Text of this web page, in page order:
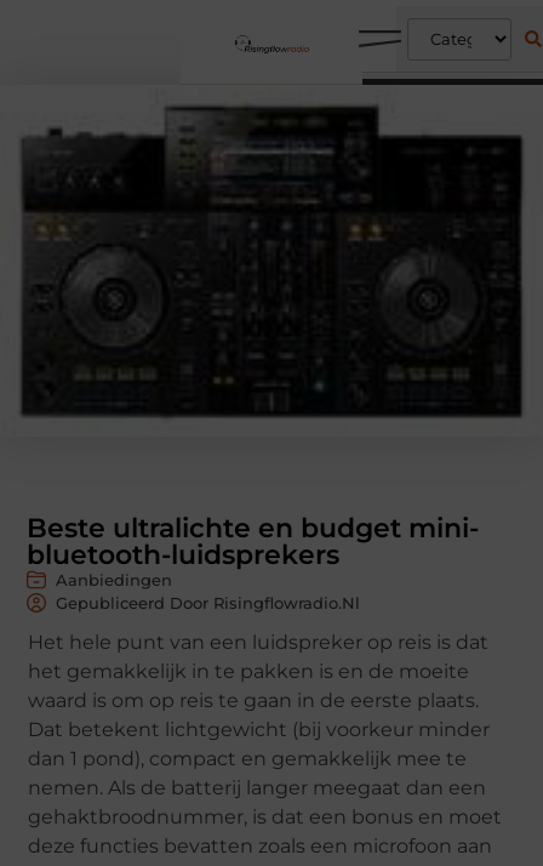
Beste ultralichte en budget mini-
bluetooth-luidsprekers
Aanbiedingen
Gepubliceerd Door Risingflowradio.nl
Het hele punt van een luidspreker op reis is dat
het gemakkelijk in te pakken is en de moeite
waard is om op reis te gaan in de eerste plaats.
Dat betekent lichtgewicht (bij voorkeur minder
dan 1 pond), compact en gemakkelijk mee te
nemen. Als de batterij langer meegaat dan een
gehaktbroodnummer, is dat een bonus en moet
deze functies bevatten zoals een microfoon aan